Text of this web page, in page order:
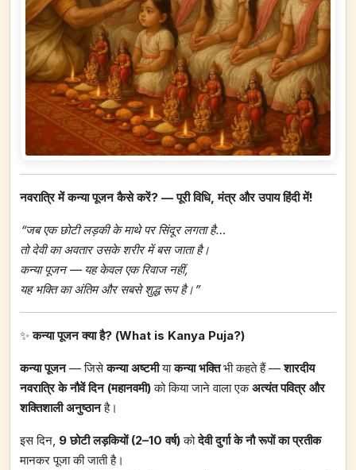
नवरात्रि में कन्या पूजन कैसे करें? — पूरी विधि, मंत्र और उपाय हिंदी में!
“जब एक छोटी लड़की के माथे पर सिंदूर लगता है…
तो देवी का अवतार उसके शरीर में बस जाता है।
कन्या पूजन — यह केवल एक रिवाज नहीं,
यह भक्ति का अंतिम और सबसे शुद्ध रूप है।”
✨कन्या पूजन क्या है? (What is Kanya Puja?)
कन्या पूजन— जिसेकन्या अष्टमीयाकन्या भक्तिभी कहते हैं —शारदीय
नवरात्रि के नौवें दिन (महानवमी)को किया जाने वाला एकअत्यंत पवित्र और
शक्तिशाली अनुष्ठानहै।
इस दिन, 9 छोटी लड़कियों (2–10 वर्ष)कोदेवी दुर्गा के नौ रूपों का प्रतीक
मानकर पूजा की जाती है।